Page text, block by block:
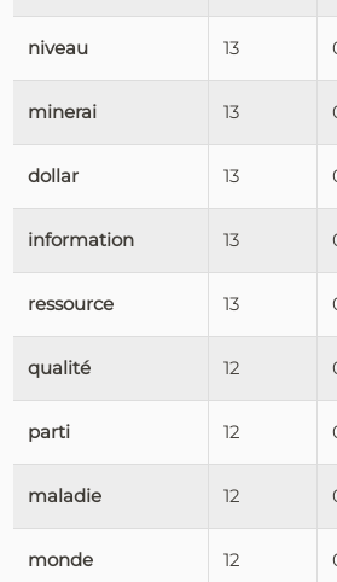
niveau 13
minerai 13
dollar 13
information 13
ressource 13
qualité 12
parti 12
maladie 12
monde 12